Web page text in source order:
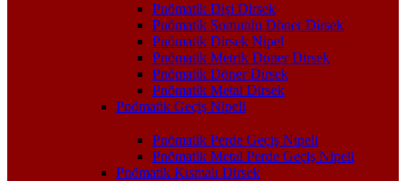
Pnömatik Dişi Dirsek
Pnömatik Somunlu Döner Dirsek
Pnömatik Dirsek Nipel
Pnömatik Metrik Döner Dirsek
Pnömatik Döner Dirsek
Pnömatik Metal Dirsek
Pnömatik Geçiş Nipeli
Pnömatik Perde Geçiş Nipeli
Pnömatik Metal Perde Geçiş Nipeli
Pnömatik Kısmalı Dirsek